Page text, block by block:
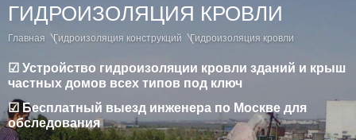
ГИДРОИЗОЛЯЦИЯ КРОВЛИ
Главная Гидроизоляция конструкций Гидроизоляция кровли
☑ Устройство гидроизоляции кровли зданий и крыш
частных домов всех типов под ключ
☑ Бесплатный выезд инженера по Москве для
обследования